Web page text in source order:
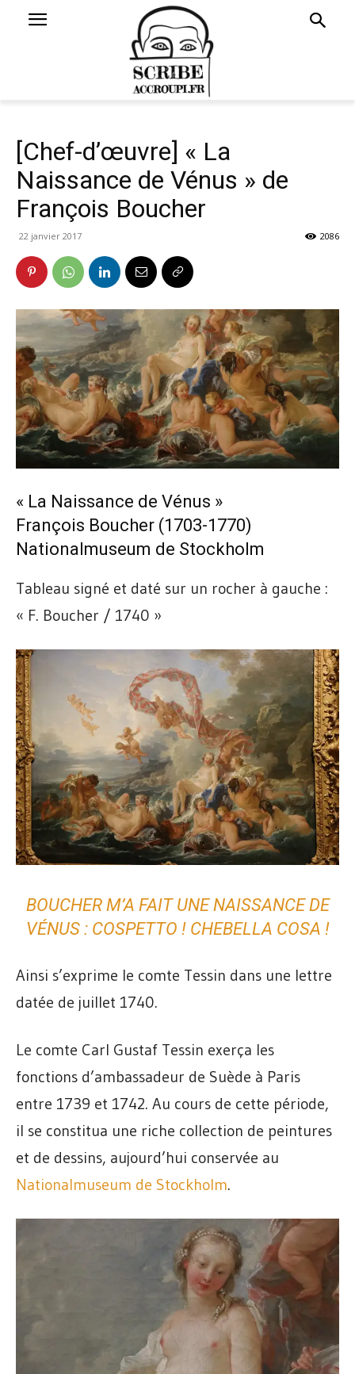
[Chef-d’œuvre] « La
Naissance de Vénus » de
François Boucher
22 janvier 2017 2086
« La Naissance de Vénus »
François Boucher (1703-1770)
Nationalmuseum de Stockholm
Tableau signé et daté sur un rocher à gauche :
« F. Boucher / 1740 »
BOUCHER M’A FAIT UNE NAISSANCE DE
VÉNUS : COSPETTO ! CHEBELLA COSA !
Ainsi s’exprime le comte Tessin dans une lettre
datée de juillet 1740.
Le comte Carl Gustaf Tessin exerça les
fonctions d’ambassadeur de Suède à Paris
entre 1739 et 1742. Au cours de cette période,
il se constitua une riche collection de peintures
et de dessins, aujourd’hui conservée au
Nationalmuseum de Stockholm.